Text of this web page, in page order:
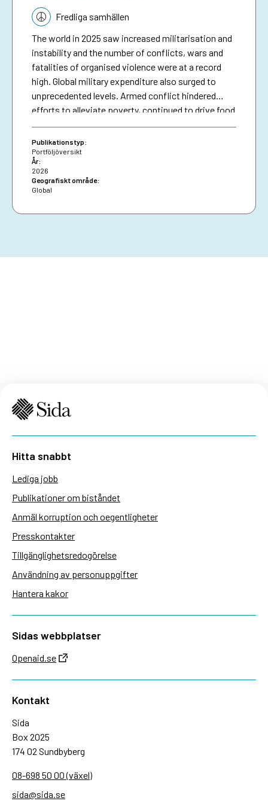
Tematik:Fredliga samhällen
The world in 2025 saw increased militarisation and
instability and the number of conflicts, wars and
fatalities of organised violence were at a record
high. Global military expenditure also surged to
unprecedented levels. Armed conflict hindered
efforts to alleviate poverty, continued to drive food
and energy insecurity, and render climate goals
unattainable. Whereas fragility has become
universal, OECD identified 61 states as
experiencing high or extreme levels of fragility.
These contexts are home to 25 per cent of the
world’s population and 72 per cent of the world’s
Publikationstyp:
Portföljöversikt
År:
2026
Geografiskt område:
Global
Hitta snabbt
Lediga jobb
Publikationer om biståndet
Anmäl korruption och oegentligheter
Presskontakter
Tillgänglighetsredogörelse
Användning av personuppgifter
Hantera kakor
Sidas webbplatser
Openaid.se
Kontakt
Sida
Box 2025
174 02 Sundbyberg
08-698 50 00 (växel)
sida@sida.se